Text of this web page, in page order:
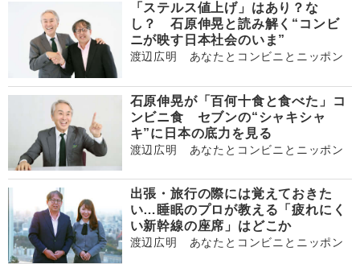
「ステルス値上げ」はあり？な
し？ 石原伸晃と読み解く“コンビ
ニが映す日本社会のいま”
渡辺広明 あなたとコンビニとニッポン
石原伸晃が「百何十食と食べた」コ
ンビニ食 セブンの“シャキシャ
キ”に日本の底力を見る
渡辺広明 あなたとコンビニとニッポン
出張・旅行の際には覚えておきた
い…睡眠のプロが教える「疲れにく
い新幹線の座席」はどこか
渡辺広明 あなたとコンビニとニッポン